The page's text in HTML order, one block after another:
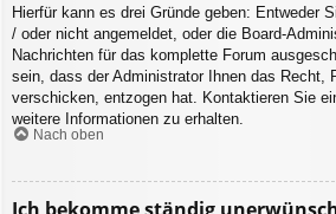
Hierfür kann es drei Gründe geben: Entweder
/ oder nicht angemeldet, oder die Board-
Nachrichten für das komplette Forum
sein, dass der Administrator Ihnen das Recht,
verschicken, entzogen hat. Kontaktieren Sie
weitere Informationen zu erhalten.
Nach oben